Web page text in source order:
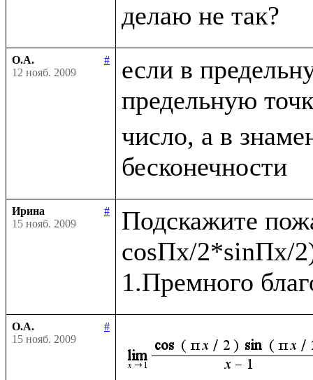
О.А.
#
12 нояб. 2009
если в
предельную
число, а в
Ирина
#
15 нояб. 2009
Подскажите
cosПx/2*sinПx/
О.А.
#
15 нояб. 2009